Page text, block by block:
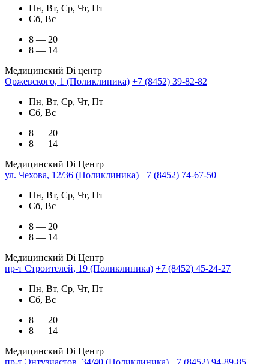
Пн, Вт, Ср, Чт, Пт
Сб, Вс
8 — 20
8 — 14
Медицинский Di центр
Оржевского, 1 (Поликлиника) +7 (8452) 39-82-82
Пн, Вт, Ср, Чт, Пт
Сб, Вс
8 — 20
8 — 14
Медицинский Di Центр
ул. Чехова, 12/36 (Поликлиника) +7 (8452) 74-67-50
Пн, Вт, Ср, Чт, Пт
Сб, Вс
8 — 20
8 — 14
Медицинский Di Центр
пр-т Строителей, 19 (Поликлиника) +7 (8452) 45-24-27
Пн, Вт, Ср, Чт, Пт
Сб, Вс
8 — 20
8 — 14
Медицинский Di Центр